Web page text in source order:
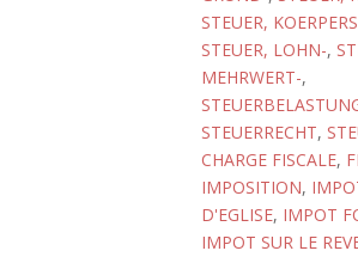
STEUER,
STEUER, LOHN-,
MEHRWERT-,
STEUERRECHT,
CHARGE FISCALE,
IMPOSITION,
D'EGLISE, IMPOT
IMPOT SUR LE